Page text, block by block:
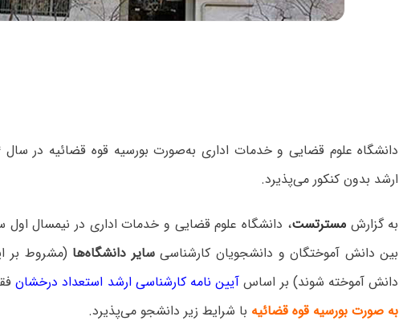
ارشد بدون کنکور می‌پذیرد.
به گزارشمسترتست
بین دانش آموختگان و دانشجویان کارشناسیسایر دانشگاه‌ها
دانش آموخته شوند) بر اساس آیین نامه کارشناسی ارشد استعداد درخشان
به صورت بورسیه قوه قضائیه با شرایط زیر دانشجو می‌پذیرد.